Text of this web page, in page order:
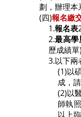
劃，辦理本
(四)報名繳
1.報名表
2.最高
歷成績單
3.以下兩
(1)以
成，
(2)以
師執照
以上